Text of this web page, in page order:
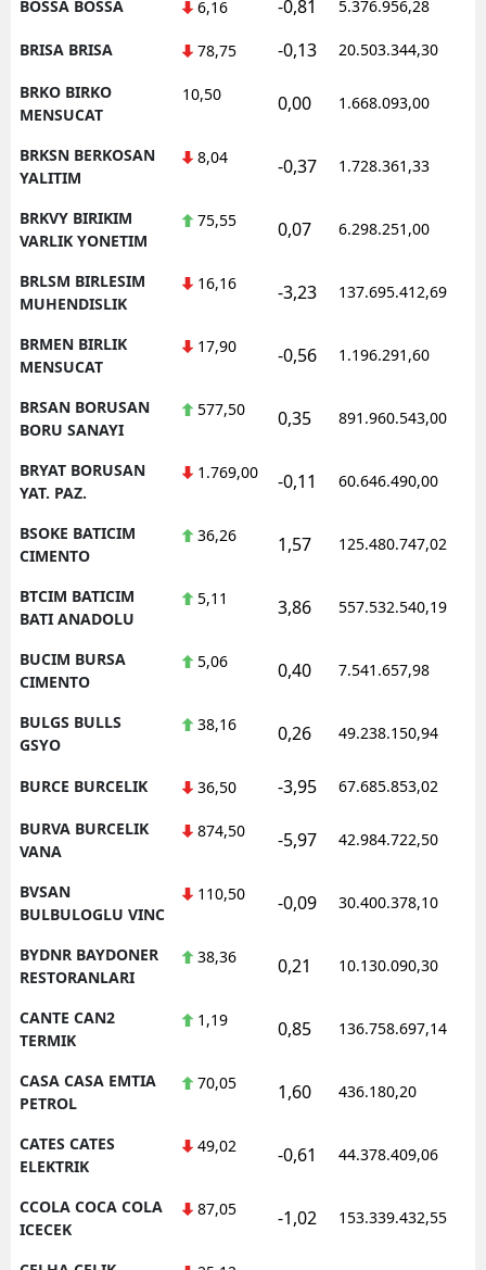
BOSSA BOSSA 6,16 -0,81 5.376.956,28
BRISA BRISA 78,75 -0,13 20.503.344,30
BRKO BIRKO
MENSUCAT
10,50 0,00 1.668.093,00
BRKSN BERKOSAN
YALITIM
8,04 -0,37 1.728.361,33
BRKVY BIRIKIM
VARLIK YONETIM
75,55 0,07 6.298.251,00
BRLSM BIRLESIM
MUHENDISLIK
16,16 -3,23 137.695.412,69
BRMEN BIRLIK
MENSUCAT
17,90 -0,56 1.196.291,60
BRSAN BORUSAN
BORU SANAYI
577,50 0,35 891.960.543,00
BRYAT BORUSAN
YAT. PAZ.
1.769,00 -0,11 60.646.490,00
BSOKE BATICIM
CIMENTO
36,26 1,57 125.480.747,02
BTCIM BATICIM
BATI ANADOLU
5,11 3,86 557.532.540,19
BUCIM BURSA
CIMENTO
5,06 0,40 7.541.657,98
BULGS BULLS
GSYO
38,16 0,26 49.238.150,94
BURCE BURCELIK 36,50 -3,95 67.685.853,02
BURVA BURCELIK
VANA
874,50 -5,97 42.984.722,50
BVSAN
BULBULOGLU VINC
110,50 -0,09 30.400.378,10
BYDNR BAYDONER
RESTORANLARI
38,36 0,21 10.130.090,30
CANTE CAN2
TERMIK
1,19 0,85 136.758.697,14
CASA CASA EMTIA
PETROL
70,05 1,60 436.180,20
CATES CATES
ELEKTRIK
49,02 -0,61 44.378.409,06
CCOLA COCA COLA
ICECEK
87,05 -1,02 153.339.432,55